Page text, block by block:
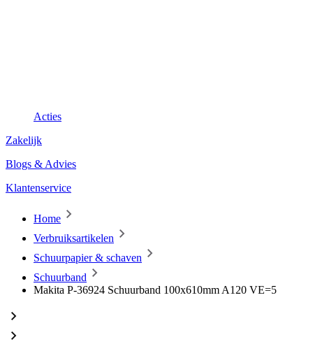
Acties
Zakelijk
Blogs & Advies
Klantenservice
Home
Verbruiksartikelen
Schuurpapier & schaven
Schuurband
Makita P-36924 Schuurband 100x610mm A120 VE=5